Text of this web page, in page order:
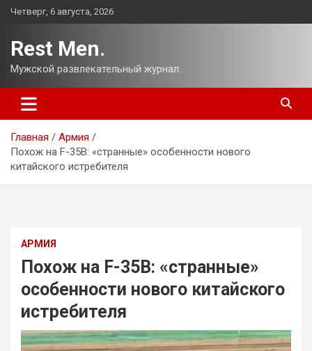
Перейти
Четверг, 6 августа, 2026
Rest Men.
Мужской развлекательный журнал.
Главная
Армия
Похож на F-35B: «странные» особенности нового
китайского истребителя
АРМИЯ
Похож на F-35B: «странные»
особенности нового китайского
истребителя